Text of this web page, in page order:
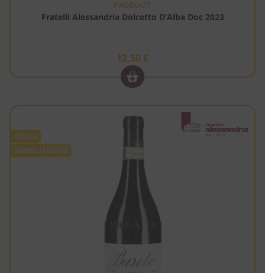
PRODUCT
Fratelli Alessandria Dolcetto D’Alba Doc 2023
12,50 €
ITALIA
BAROLO DOCG